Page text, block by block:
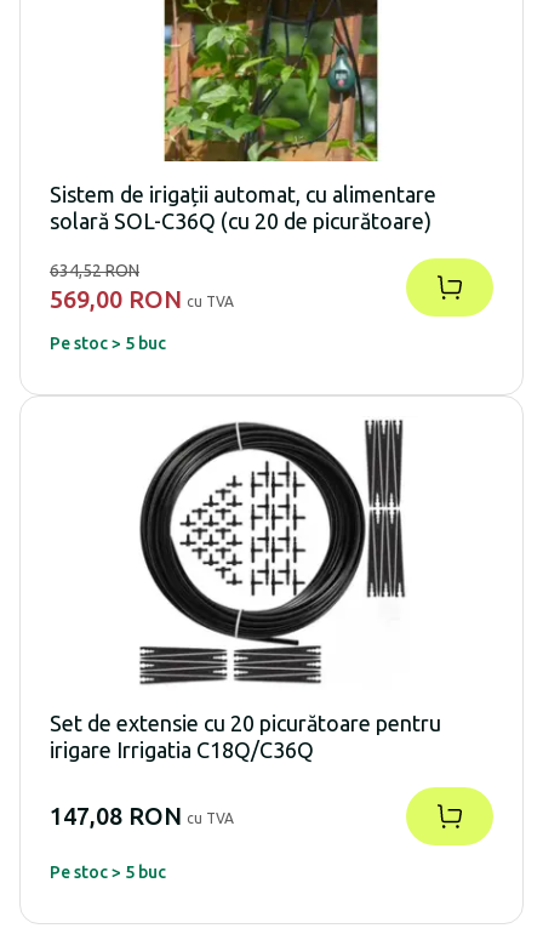
Sistem de irigații automat, cu alimentare
solară SOL-C36Q (cu 20 de picurătoare)
634,52 RON
569,00 RON cu TVA
Pe stoc > 5 buc
Set de extensie cu 20 picurătoare pentru
irigare Irrigatia C18Q/C36Q
147,08 RON cu TVA
Pe stoc > 5 buc